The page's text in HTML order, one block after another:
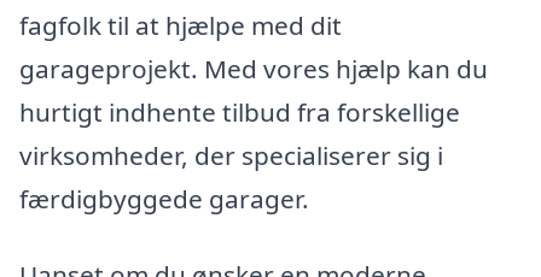
fagfolk til at hjælpe med dit
garageprojekt. Med vores hjælp kan du
hurtigt indhente tilbud fra forskellige
virksomheder, der specialiserer sig i
færdigbyggede garager.